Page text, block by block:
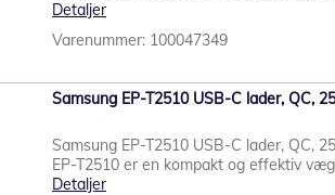
Detaljer
Varenummer: 100047349
Samsung EP-T2510 USB-C lader, QC,
Samsung EP-T2510 USB-C lader, QC,
EP-T2510 er en kompakt og effektiv
Detaljer